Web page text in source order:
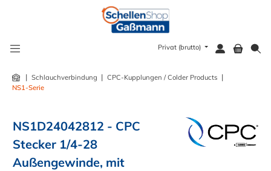
Privat (brutto)
| Schlauchverbindung | CPC-Kupplungen / Colder Products |
NS1-Serie
NS1D24042812 - CPC
Stecker 1/4-28
Außengewinde, mit